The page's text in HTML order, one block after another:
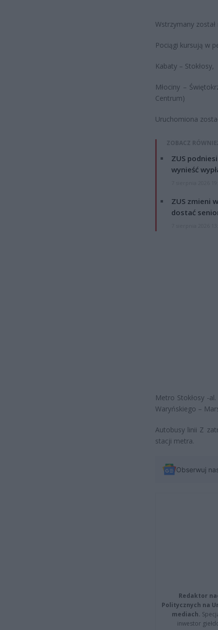
Wstrzymany
Pociągi kursują w
Kabaty – Stokłosy,
Młociny –
Centrum)
Uruchomiona
ZOBACZ
ZUS
wynieść
ZUS zmieni
dostać
Metro Stokłosy -
Waryńskiego –
Autobusy linii Z
stacji metra.
Obserwuj
Redaktor
Politycznych na
mediach.
inwestor